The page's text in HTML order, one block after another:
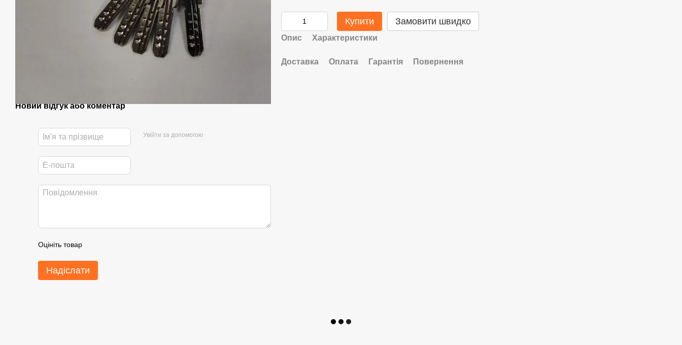
Новий відгук або коментар
Увійти за допомогою
Оцініть товар
Надіслати
Купити Замовити швидко
Опис Характеристики
Доставка Оплата Гарантія Повернення